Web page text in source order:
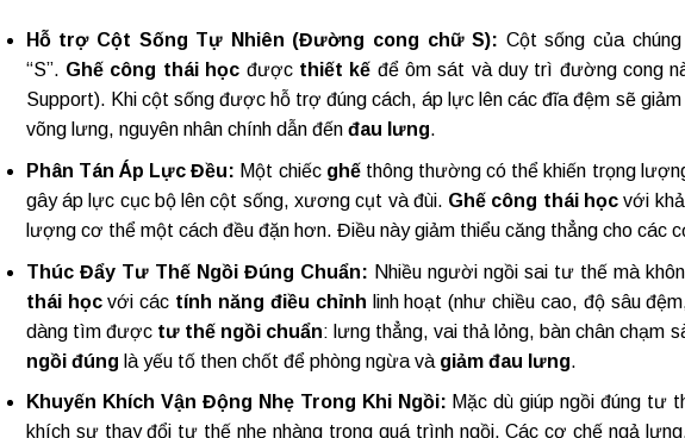
Hỗ trợ Cột Sống Tự Nhiên (Đường cong chữ S): Cột sống của
“S”. Ghế công thái học được thiết kế để ôm sát và duy trì đường cong
Support). Khi cột sống được hỗ trợ đúng cách, áp lực lên các đĩa đệm sẽ
võng lưng, nguyên nhân chính dẫn đến đau lưng.
Phân Tán Áp Lực Đều: Một chiếc ghếthông thường có thể khiến trọng
gây áp lực cục bộ lên cột sống, xương cụt và đùi. Ghế công thái họcvới khả
lượng cơ thể một cách đều đặn hơn. Điều này giảm thiểu căng thẳng cho các
Thúc Đẩy Tư Thế Ngồi Đúng Chuẩn: Nhiều người ngồi sai tư thế mà
thái họcvới các tính năng điều chỉnh linh hoạt (như chiều cao, độ sâu
dàng tìm được tư thế ngồi chuẩn: lưng thẳng, vai thả lỏng, bàn chân chạm
ngồi đúng là yếu tố then chốt để phòng ngừa và giảm đau lưng.
Khuyến Khích Vận Động Nhẹ Trong Khi Ngồi: Mặc dù giúp ngồi đúng tư
khích sự thay đổi tư thế nhẹ nhàng trong quá trình ngồi. Các cơ chế ngả